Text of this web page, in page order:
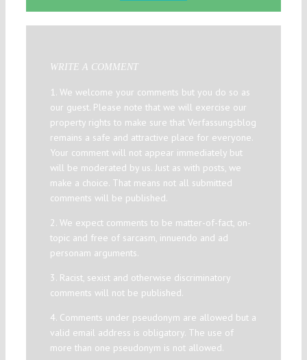
WRITE A COMMENT
1. We welcome your comments but you do so as
our guest. Please note that we will exercise our
property rights to make sure that Verfassungsblog
remains a safe and attractive place for everyone.
Your comment will not appear immediately but
will be moderated by us. Just as with posts, we
make a choice. That means not all submitted
comments will be published.
2. We expect comments to be matter-of-fact, on-
topic and free of sarcasm, innuendo and ad
personam arguments.
3. Racist, sexist and otherwise discriminatory
comments will not be published.
4. Comments under pseudonym are allowed but a
valid email address is obligatory. The use of
more than one pseudonym is not allowed.